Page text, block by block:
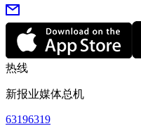
热线
新报业媒体总机
63196319